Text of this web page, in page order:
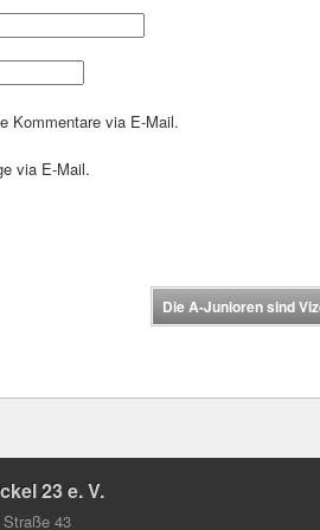
Kommentare via E-Mail.
via E-Mail.
Die A-Junioren sind
23 e. V.
43